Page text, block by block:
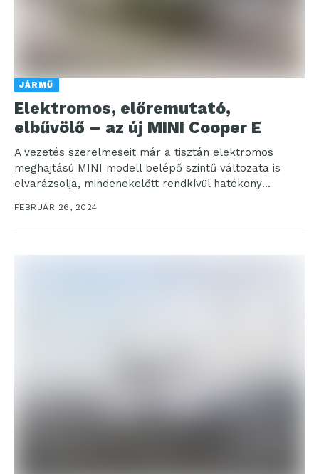
JÁRMŰ
Elektromos, előremutató,
elbűvölő – az új MINI Cooper E
A vezetés szerelmeseit már a tisztán elektromos
meghajtású MINI modell belépő szintű változata is
elvarázsolja, mindenekelőtt rendkívül hatékony
hajtáslánc-technológiájával és hamisítatlan
menetdinamikai adottságaival....
FEBRUÁR 26, 2024